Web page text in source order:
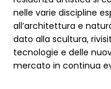
nelle varie discipline
all’architettura e
dato alla scultura,
tecnologie e delle
mercato in continua